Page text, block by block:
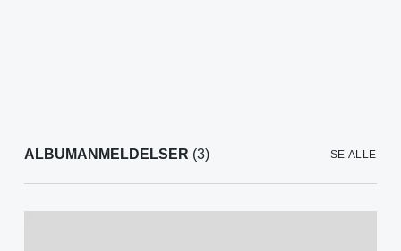
ALBUMANMELDELSER (3) SE ALLE